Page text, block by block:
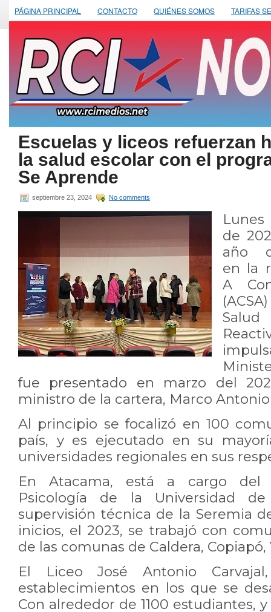
PÁGINA PRINCIPAL CONTACTO QUIÉNES SOMOS TARIFAS
Escuelas y liceos refuerzan
la salud escolar con el
Se Aprende
septiembre 23, 2024 No comments
de
año
en la
A
fue presentado en marzo del
ministro de la cartera, Marco
Al principio se focalizó en 100
país, y es ejecutado en su
universidades regionales en sus
En Atacama, está a cargo del
Psicología de la Universidad
supervisión técnica de la Seremia
inicios, el 2023, se trabajó con
de las comunas de Caldera,
El Liceo José Antonio
establecimientos en los que se
Con alrededor de 1100 estudiantes,